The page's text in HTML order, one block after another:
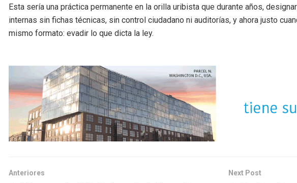
Esta sería una práctica permanente en la orilla uribista que durante años,
internas sin fichas técnicas, sin control ciudadano ni auditorías, y ahora justo
mismo formato: evadir lo que dicta la ley.
Anteriores Next Post